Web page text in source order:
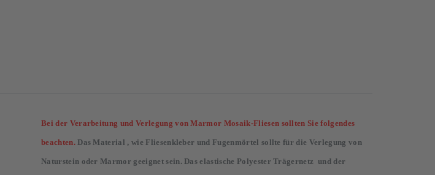
Bei der Verarbeitung und Verlegung von Marmor Mosaik-Fliesen sollten Sie folgendes
beachten.Das Material , wie Fliesenkleber und Fugenmörtel sollte für die Verlegung von
Naturstein oder Marmor geeignet sein. Das elastische Polyester Trägernetz und der